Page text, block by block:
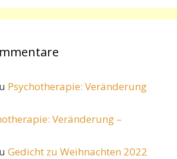
Psychotherapie: Veränderung
Veränderung –
Gedicht zu Weihnachten 2022